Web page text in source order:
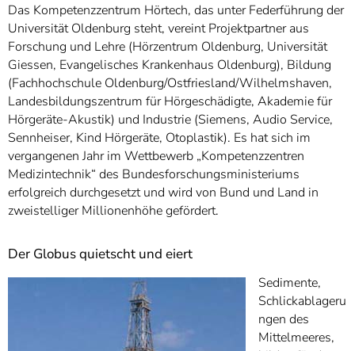
Das Kompetenzzentrum Hörtech, das unter Federführung der
Universität Oldenburg steht, vereint Projektpartner aus
Forschung und Lehre (Hörzentrum Oldenburg, Universität
Giessen, Evangelisches Krankenhaus Oldenburg), Bildung
(Fachhochschule Oldenburg/Ostfriesland/Wilhelmshaven,
Landesbildungszentrum für Hörgeschädigte, Akademie für
Hörgeräte-Akustik) und Industrie (Siemens, Audio Service,
Sennheiser, Kind Hörgeräte, Otoplastik). Es hat sich im
vergangenen Jahr im Wettbewerb „Kompetenzzentren
Medizintechnik“ des Bundesforschungsministeriums
erfolgreich durchgesetzt und wird von Bund und Land in
zweistelliger Millionenhöhe gefördert.
Der Globus quietscht und eiert
Sedimente,
Schlickablageru
ngen des
Mittelmeeres,